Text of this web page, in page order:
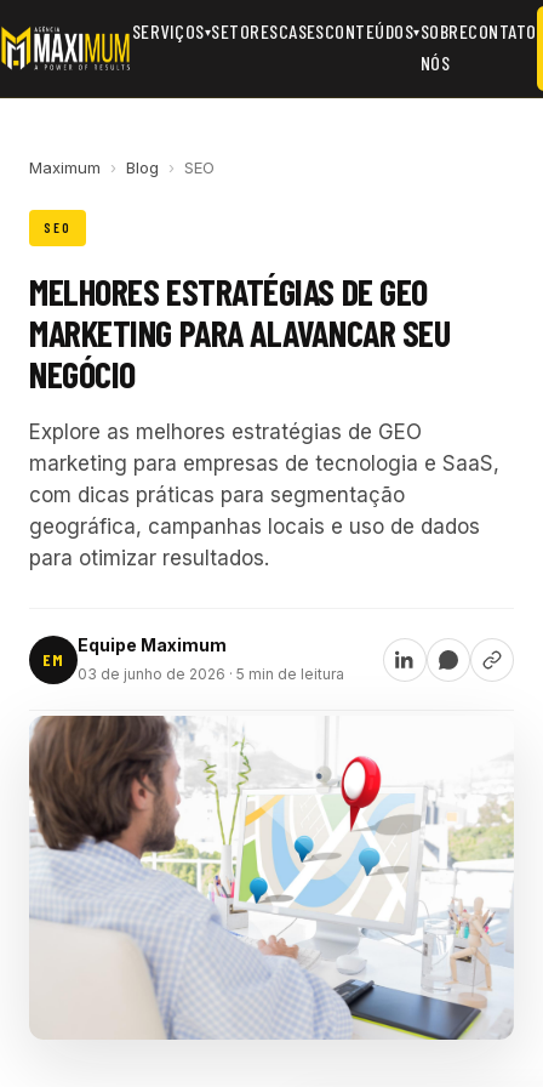
SERVIÇOS▾SETORESCASESCONTEÚDOS▾SOBRE
NÓS
CONTATO
Maximum › Blog › SEO
SEO
MELHORES ESTRATÉGIAS DE GEO
MARKETING PARA ALAVANCAR SEU
NEGÓCIO
Explore as melhores estratégias de GEO
marketing para empresas de tecnologia e SaaS,
com dicas práticas para segmentação
geográfica, campanhas locais e uso de dados
para otimizar resultados.
EM
Equipe Maximum
03 de junho de 2026 · 5 min de leitura